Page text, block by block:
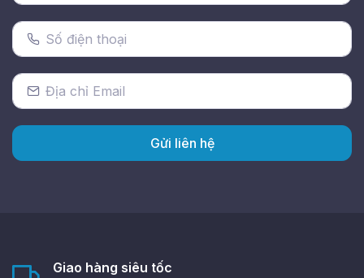
Gửi liên hệ
Giao hàng siêu tốc